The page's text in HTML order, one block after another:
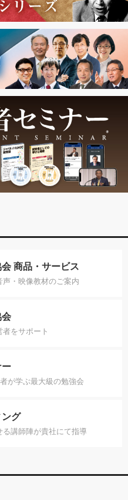
商品・サービス
・映像教材のご案内
会
をサポート
ー
が学ぶ最大級の勉強会
グ
講師陣が貴社にて指導